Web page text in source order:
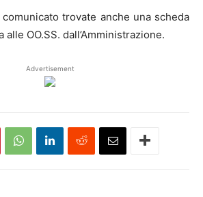
trovate anche una scheda
OO.SS. dall’Amministrazione.
Advertisement